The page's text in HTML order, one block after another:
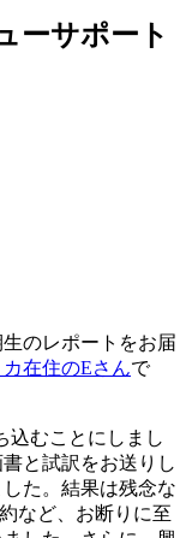
ーサポート
のレポートをお届
在住のEさんで
込むことにしまし
と試訳をお送りし
た。結果は残念な
など、お断りに至